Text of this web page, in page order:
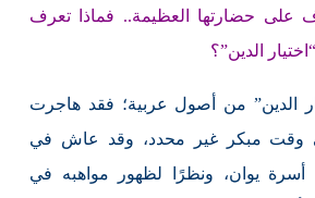
على حضارتها العظيمة.. فماذا تعرف
الدين”؟
الدين” من أصول عربية؛ فقد هاجرت
وقت مبكر غير محدد، وقد عاش في
أسرة يوان، ونظرًا لظهور مواهبه في